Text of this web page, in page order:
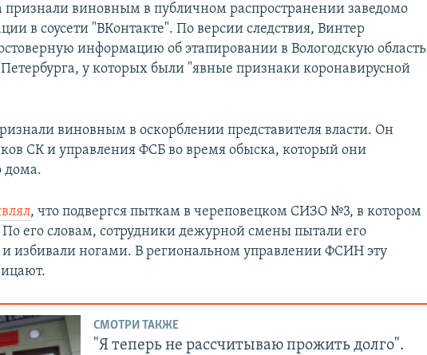
виновным в публичном распространении заведомо
в соусети "ВКонтакте". По версии следствия, Винтер
информацию об этапировании в Вологодскую область
у которых были "явные признаки коронавирусной
виновным в оскорблении представителя власти. Он
СК и управления ФСБ во время обыска, который они
дома.
, что подвергся пыткам в череповецком СИЗО №3, в котором
его словам, сотрудники дежурной смены пытали его
избивали ногами. В региональном управлении ФСИН эту
СМОТРИ ТАКЖЕ
"Я теперь не рассчитываю прожить долго".